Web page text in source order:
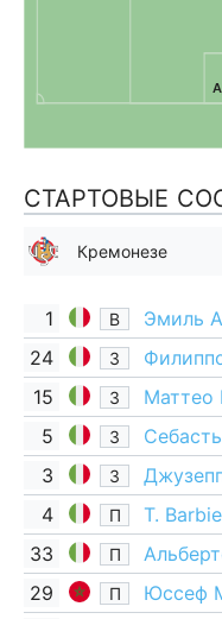
СТАРТОВЫЕ
Кремонезе
1 В Эмиль
24 З
15 З Маттео
5 З
3 З
4 П T.
33 П
29 П Юссеф